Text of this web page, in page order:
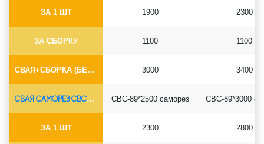
ЗА 1 ШТ
ЗА СБОРКУ
СВАЯ+СБОРКА (БЕЗ ОГОЛОВКА)
1900
1100
3000
2300
1100
3400
СВАЯ САМОРЕЗ СВС-Ø89*6.5
ЗА 1 ШТ
СВС-89*2500 саморез
2300
СВС-89*3000
2800